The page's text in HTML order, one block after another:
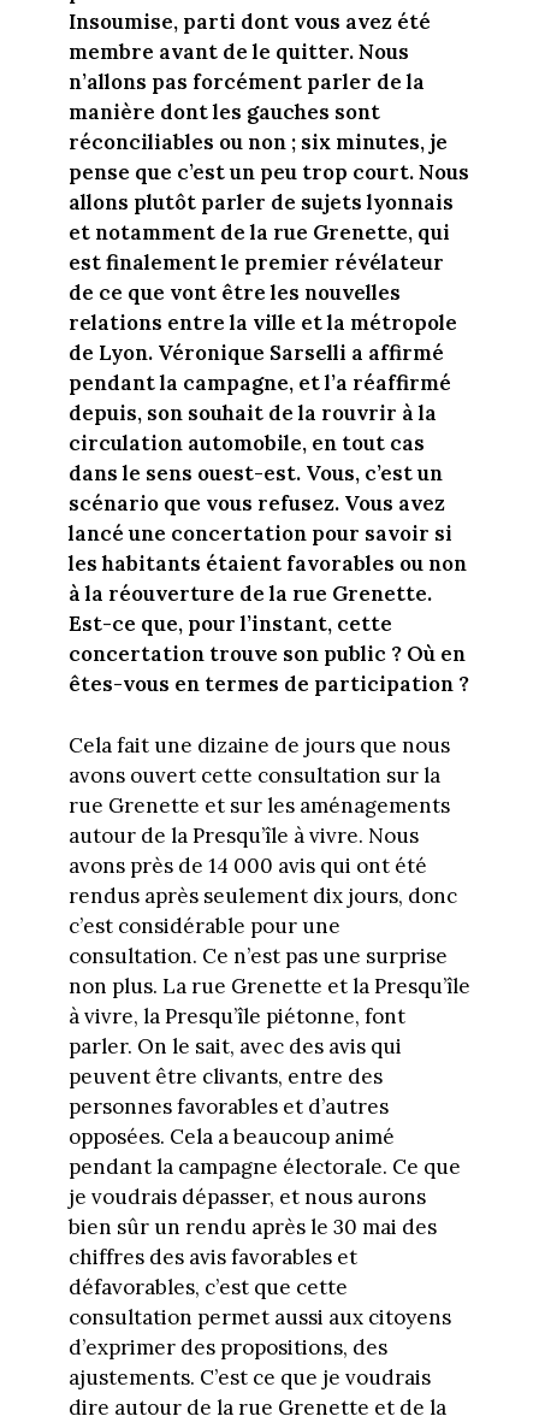
Insoumise, parti dont vous avez été
membre avant de le quitter. Nous
n’allons pas forcément parler de la
manière dont les gauches sont
réconciliables ou non ; six minutes, je
pense que c’est un peu trop court. Nous
allons plutôt parler de sujets lyonnais
et notamment de la rue Grenette, qui
est finalement le premier révélateur
de ce que vont être les nouvelles
relations entre la ville et la métropole
de Lyon. Véronique Sarselli a affirmé
pendant la campagne, et l’a réaffirmé
depuis, son souhait de la rouvrir à la
circulation automobile, en tout cas
dans le sens ouest-est. Vous, c’est un
scénario que vous refusez. Vous avez
lancé une concertation pour savoir si
les habitants étaient favorables ou non
à la réouverture de la rue Grenette.
Est-ce que, pour l’instant, cette
concertation trouve son public ? Où en
êtes-vous en termes de participation ?
Cela fait une dizaine de jours que nous
avons ouvert cette consultation sur la
rue Grenette et sur les aménagements
autour de la Presqu’île à vivre. Nous
avons près de 14 000 avis qui ont été
rendus après seulement dix jours, donc
c’est considérable pour une
consultation. Ce n’est pas une surprise
non plus. La rue Grenette et la Presqu’île
à vivre, la Presqu’île piétonne, font
parler. On le sait, avec des avis qui
peuvent être clivants, entre des
personnes favorables et d’autres
opposées. Cela a beaucoup animé
pendant la campagne électorale. Ce que
je voudrais dépasser, et nous aurons
bien sûr un rendu après le 30 mai des
chiffres des avis favorables et
défavorables, c’est que cette
consultation permet aussi aux citoyens
d’exprimer des propositions, des
ajustements. C’est ce que je voudrais
dire autour de la rue Grenette et de la